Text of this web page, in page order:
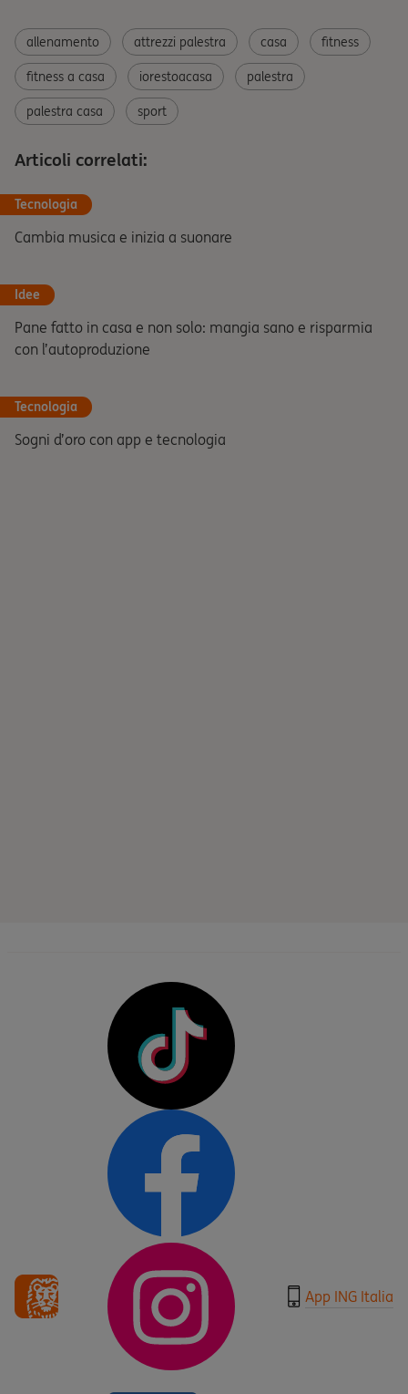
allenamento attrezzi palestra casa fitness
fitness a casa iorestoacasa palestra
palestra casa sport
Articoli correlati:
Tecnologia
Cambia musica e inizia a suonare
Idee
Pane fatto in casa e non solo: mangia sano e risparmia
con l’autoproduzione
Tecnologia
Sogni d’oro con app e tecnologia
App ING Italia